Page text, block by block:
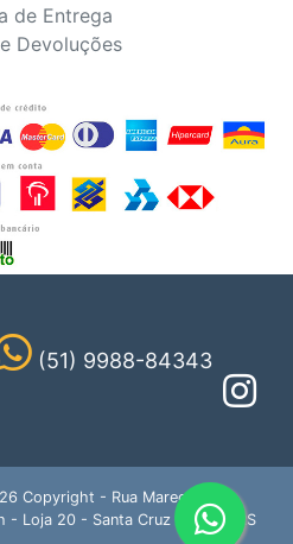
de Entrega
Devoluções
(51) 9988-84343
Copyright - Rua Marechal
- Loja 20 - Santa Cruz do Sul - RS